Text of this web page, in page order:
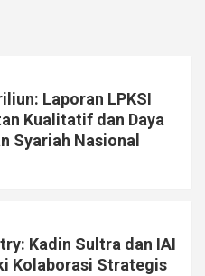
Laporan LPKSI
Kualitatif dan Daya
Syariah Nasional
Kadin Sultra dan IAI
Kolaborasi Strategis